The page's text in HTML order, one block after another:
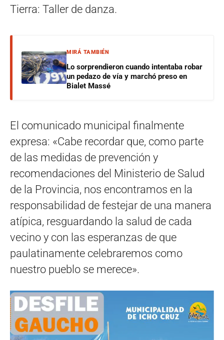
Tierra: Taller de danza.
MIRÁ TAMBIÉN
Lo sorprendieron cuando intentaba robar
un pedazo de vía y marchó preso en
Bialet Massé
El comunicado municipal finalmente
expresa: «Cabe recordar que, como parte
de las medidas de prevención y
recomendaciones del Ministerio de Salud
de la Provincia, nos encontramos en la
responsabilidad de festejar de una manera
atípica, resguardando la salud de cada
vecino y con las esperanzas de que
paulatinamente celebraremos como
nuestro pueblo se merece».